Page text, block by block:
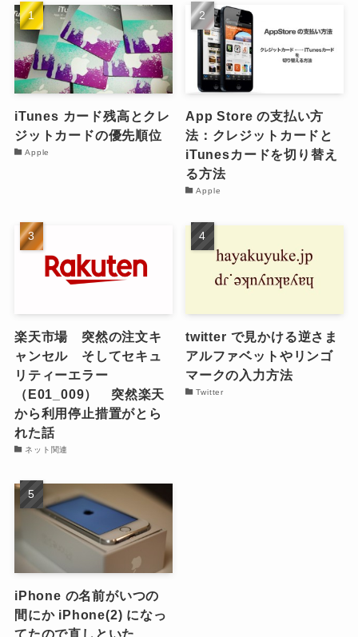
iTunes カード残高とクレ
ジットカードの優先順位
Apple
App Store の支払い方
法：クレジットカードと
iTunesカードを切り替え
る方法
Apple
楽天市場 突然の注文キ
ャンセル そしてセキュ
リティーエラー
（E01_009） 突然楽天
から利用停止措置がとら
れた話
ネット関連
twitter で見かける逆さま
アルファベットやリンゴ
マークの入力方法
Twitter
iPhone の名前がいつの
間にか iPhone(2) になっ
てたので直しといた